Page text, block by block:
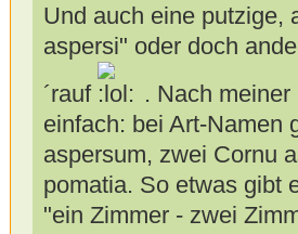
Und auch eine putzige,
aspersi" oder doch
´rauf
. Nach
einfach: bei Art-Namen
aspersum, zwei Cornu
pomatia. So etwas gibt
"ein Zimmer - zwei